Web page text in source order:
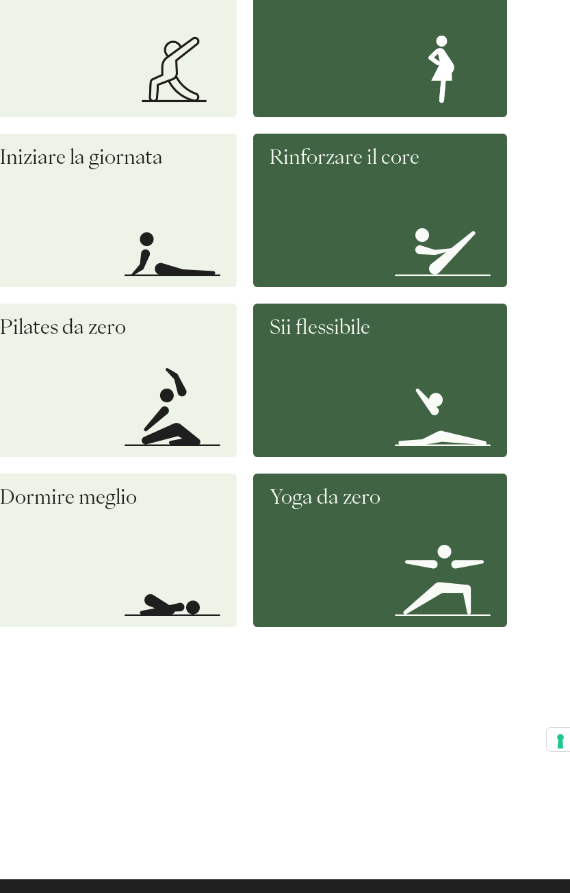
Iniziare la giornata Rinforzare il core
Pilates da zero Sii flessibile
Dormire meglio Yoga da zero